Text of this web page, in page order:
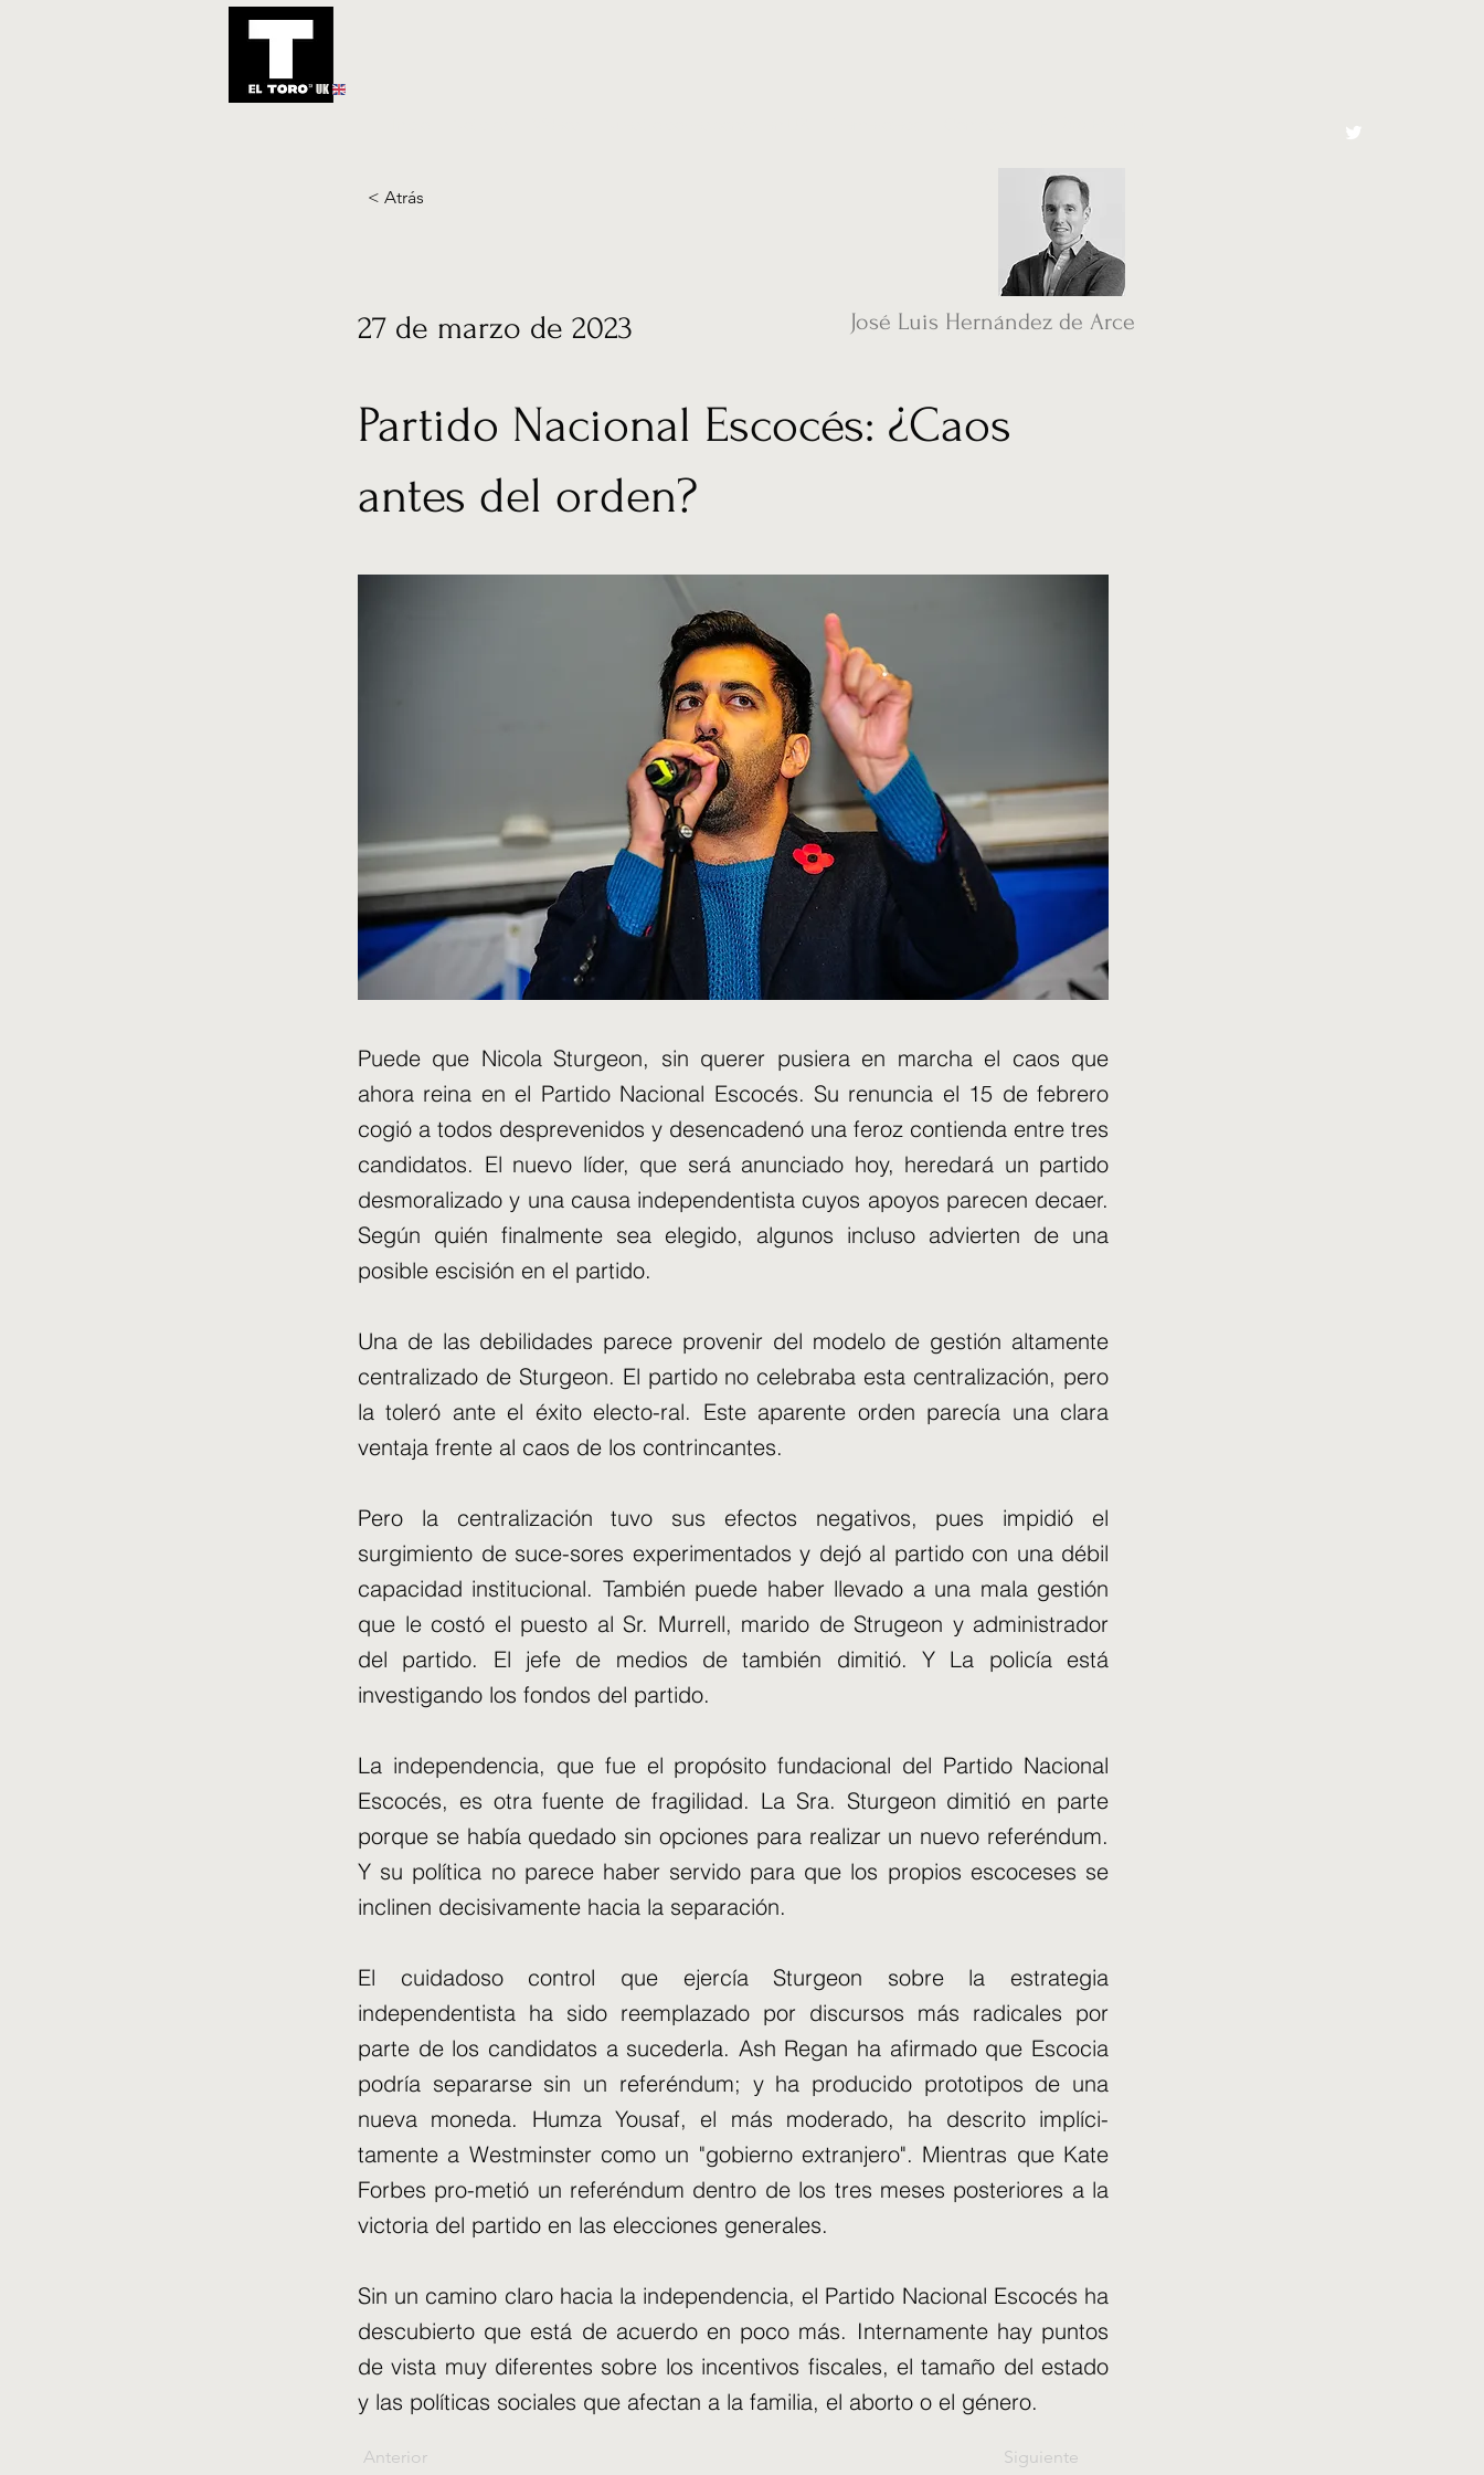
UK
< Atrás
27 de marzo de 2023 José Luis Hernández de Arce
Partido Nacional Escocés: ¿Caos
antes del orden?
Puede que Nicola Sturgeon, sin querer pusiera en marcha el caos que
ahora reina en el Partido Nacional Escocés. Su renuncia el 15 de febrero
cogió a todos desprevenidos y desencadenó una feroz contienda entre tres
candidatos. El nuevo líder, que será anunciado hoy, heredará un partido
desmoralizado y una causa independentista cuyos apoyos parecen decaer.
Según quién finalmente sea elegido, algunos incluso advierten de una
posible escisión en el partido.
Una de las debilidades parece provenir del modelo de gestión altamente
centralizado de Sturgeon. El partido no celebraba esta centralización, pero
la toleró ante el éxito electo-ral. Este aparente orden parecía una clara
ventaja frente al caos de los contrincantes.
Pero la centralización tuvo sus efectos negativos, pues impidió el
surgimiento de suce-sores experimentados y dejó al partido con una débil
capacidad institucional. También puede haber llevado a una mala gestión
que le costó el puesto al Sr. Murrell, marido de Strugeon y administrador
del partido. El jefe de medios de también dimitió. Y La policía está
investigando los fondos del partido.
La independencia, que fue el propósito fundacional del Partido Nacional
Escocés, es otra fuente de fragilidad. La Sra. Sturgeon dimitió en parte
porque se había quedado sin opciones para realizar un nuevo referéndum.
Y su política no parece haber servido para que los propios escoceses se
inclinen decisivamente hacia la separación.
El cuidadoso control que ejercía Sturgeon sobre la estrategia
independentista ha sido reemplazado por discursos más radicales por
parte de los candidatos a sucederla. Ash Regan ha afirmado que Escocia
podría separarse sin un referéndum; y ha producido prototipos de una
nueva moneda. Humza Yousaf, el más moderado, ha descrito implíci-
tamente a Westminster como un "gobierno extranjero". Mientras que Kate
Forbes pro-metió un referéndum dentro de los tres meses posteriores a la
victoria del partido en las elecciones generales.
Sin un camino claro hacia la independencia, el Partido Nacional Escocés ha
descubierto que está de acuerdo en poco más. Internamente hay puntos
de vista muy diferentes sobre los incentivos fiscales, el tamaño del estado
y las políticas sociales que afectan a la familia, el aborto o el género.
Anterior Siguiente